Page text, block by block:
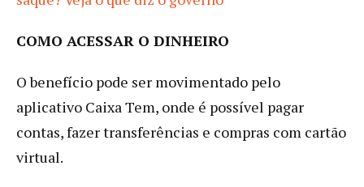
COMO ACESSAR O DINHEIRO
O benefício pode ser movimentado pelo
aplicativo Caixa Tem, onde é possível pagar
contas, fazer transferências e compras com cartão
virtual.